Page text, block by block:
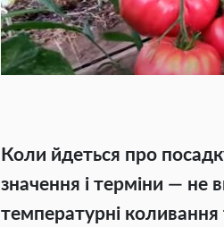
Коли йдеться про
значення і терміни — не
температурні коливання